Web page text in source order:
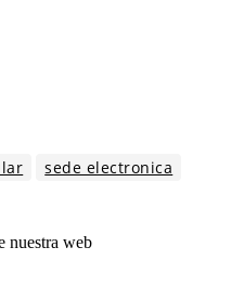
sede electronica
nuestra web